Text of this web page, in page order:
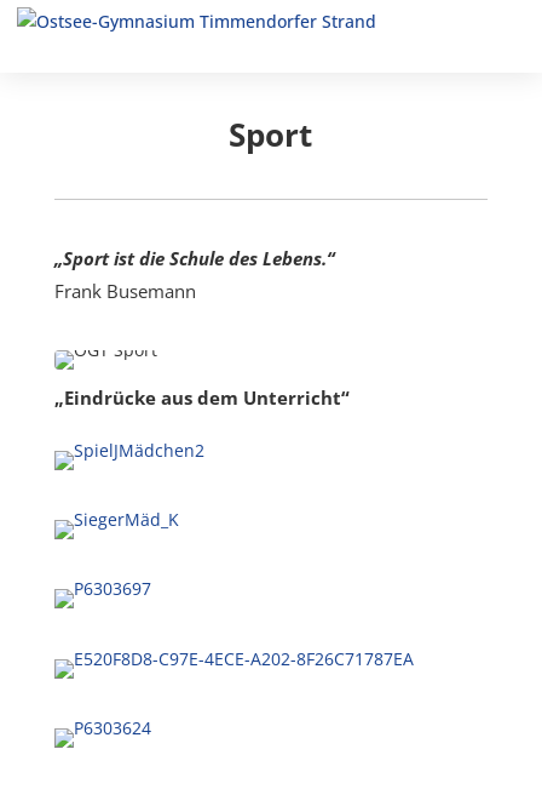
Sport
„Sport ist die Schule des Lebens.“
Frank Busemann
„Eindrücke aus dem Unterricht“